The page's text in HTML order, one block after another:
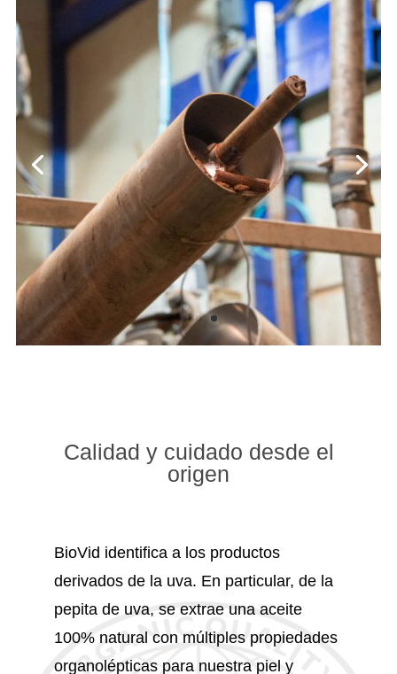
Calidad y cuidado desde el
origen
BioVid identifica a los productos
derivados de la uva. En particular, de la
pepita de uva, se extrae una aceite
100% natural con múltiples propiedades
organolépticas para nuestra piel y